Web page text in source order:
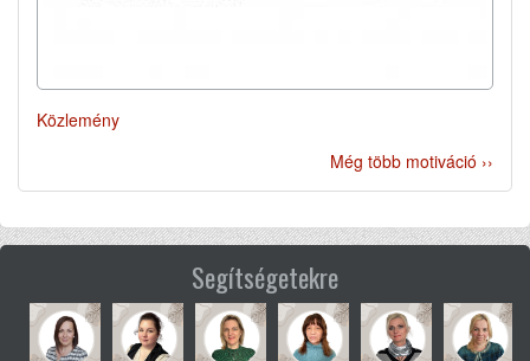
Közlemény
Még több motiváció ››
Segítségetekre